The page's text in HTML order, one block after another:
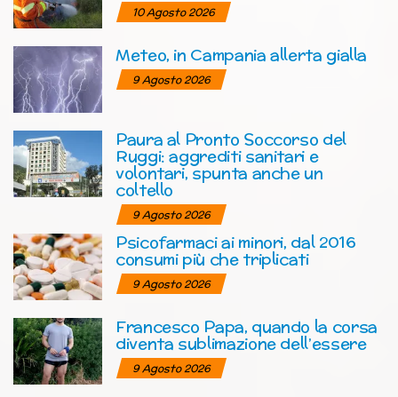
10 Agosto 2026
Meteo, in Campania allerta gialla
9 Agosto 2026
Paura al Pronto Soccorso del
Ruggi: aggrediti sanitari e
volontari, spunta anche un
coltello
9 Agosto 2026
Psicofarmaci ai minori, dal 2016
consumi più che triplicati
9 Agosto 2026
Francesco Papa, quando la corsa
diventa sublimazione dell’essere
9 Agosto 2026